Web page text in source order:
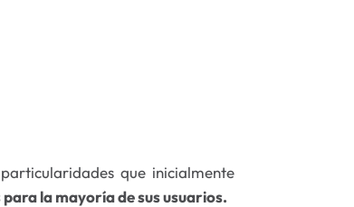
que inicialmente
la mayoría de sus usuarios.